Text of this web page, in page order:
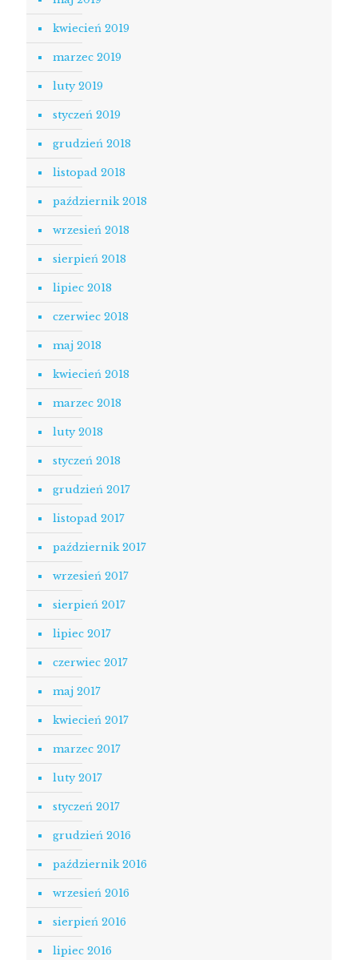
kwiecień 2019
marzec 2019
luty 2019
styczeń 2019
grudzień 2018
listopad 2018
październik 2018
wrzesień 2018
sierpień 2018
lipiec 2018
czerwiec 2018
maj 2018
kwiecień 2018
marzec 2018
luty 2018
styczeń 2018
grudzień 2017
listopad 2017
październik 2017
wrzesień 2017
sierpień 2017
lipiec 2017
czerwiec 2017
maj 2017
kwiecień 2017
marzec 2017
luty 2017
styczeń 2017
grudzień 2016
październik 2016
wrzesień 2016
sierpień 2016
lipiec 2016